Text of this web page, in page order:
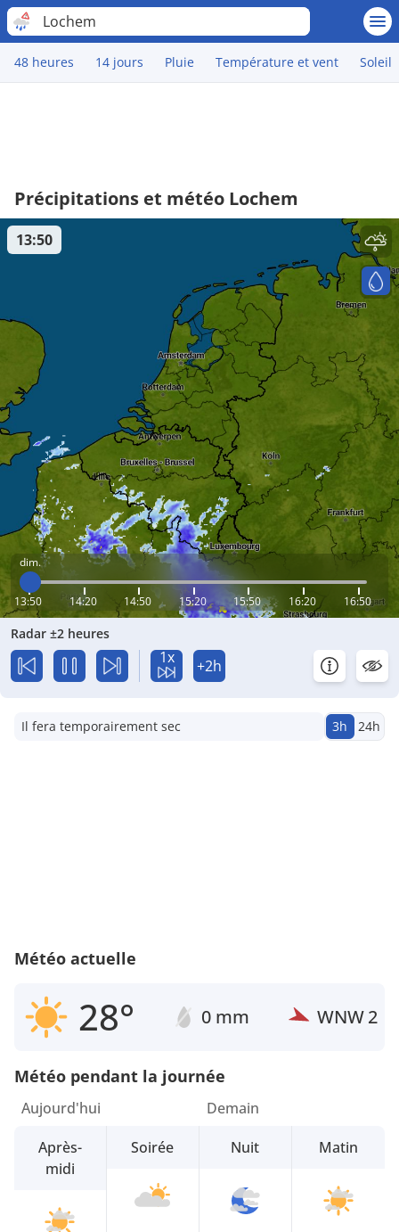
Lochem
48 heures 14 jours Pluie Température et vent Soleil
Précipitations et météo Lochem
dim.
13:50 14:20 14:50 15:20 15:50 16:20 16:50
13:50
Radar ±2 heures
1x +2h
Il fera temporairement sec 3h 24h
Météo actuelle
28° 0 mm WNW2
Météo pendant la journée
Aujourd'hui
Après-
midi
Soirée
Demain
Nuit
Matin